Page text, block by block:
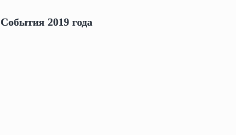
События 2019 года